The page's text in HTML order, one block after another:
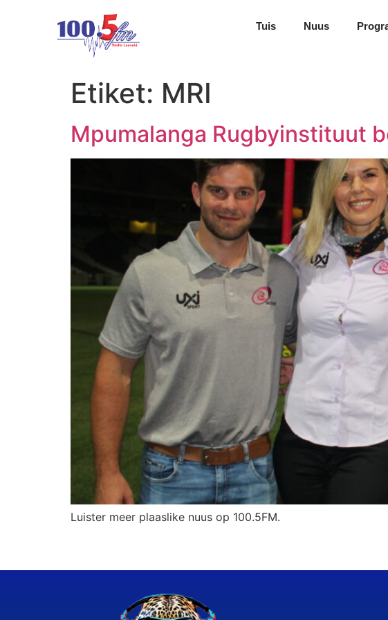
Tuis Nuus
Etiket: MRI
Mpumalanga Rugbyinstituut
Luister meer plaaslike nuus op 100.5FM.